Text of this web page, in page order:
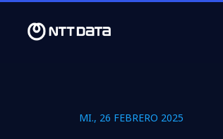
MI., 26 FEBRERO 2025